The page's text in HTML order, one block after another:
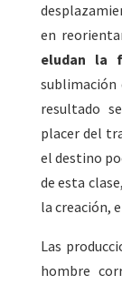
en
eludan la
resultado
placer del
el destino
de esta
la creación,
Las
hombre